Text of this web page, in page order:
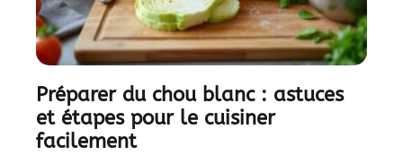
Préparer du chou blanc : astuces
et étapes pour le cuisiner
facilement